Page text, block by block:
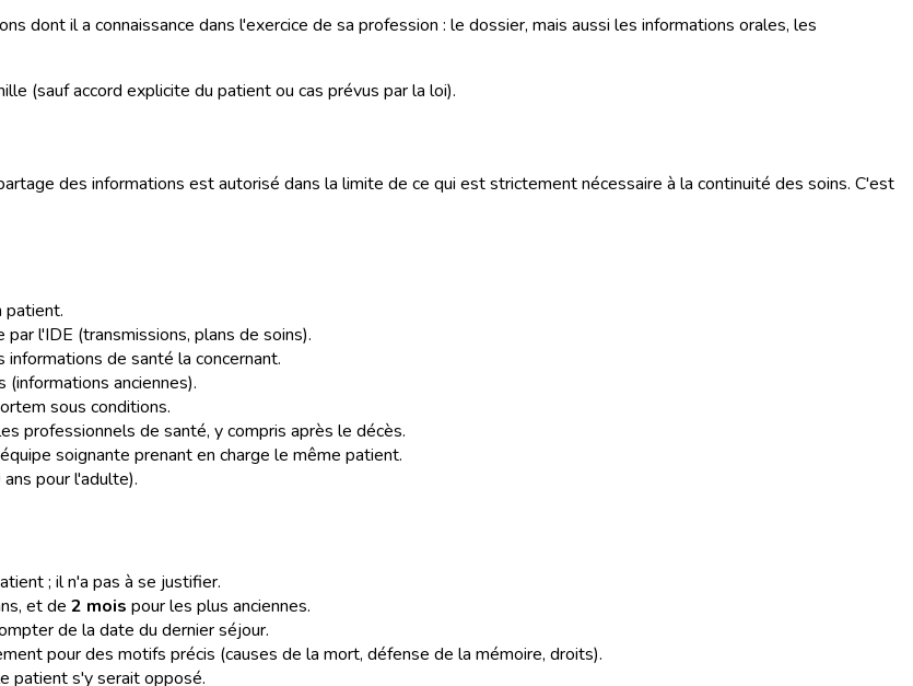
dont il a connaissance dans l'exercice de sa profession : le dossier, mais aussi les informations orales, les
(sauf accord explicite du patient ou cas prévus par la loi).
des informations est autorisé dans la limite de ce qui est strictement nécessaire à la continuité des soins. C'est
patient.
l'IDE (transmissions, plans de soins).
de santé la concernant.
anciennes).
sous conditions.
professionnels de santé, y compris après le décès.
soignante prenant en charge le même patient.
pour l'adulte).
; il n'a pas à se justifier.
et de 2 mois pour les plus anciennes.
de la date du dernier séjour.
pour des motifs précis (causes de la mort, défense de la mémoire, droits).
patient s'y serait opposé.